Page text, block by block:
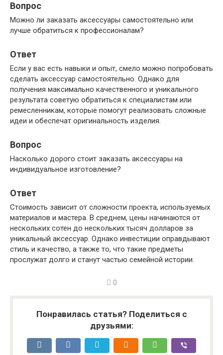
Вопрос
Можно ли заказать аксессуары самостоятельно или
лучше обратиться к профессионалам?
Ответ
Если у вас есть навыки и опыт, смело можно попробовать
сделать аксессуар самостоятельно. Однако для
получения максимально качественного и уникального
результата советую обратиться к специалистам или
ремесленникам, которые помогут реализовать сложные
идеи и обеспечат оригинальность изделия.
Вопрос
Насколько дорого стоит заказать аксессуары на
индивидуальное изготовление?
Ответ
Стоимость зависит от сложности проекта, используемых
материалов и мастера. В среднем, цены начинаются от
нескольких сотен до нескольких тысяч долларов за
уникальный аксессуар. Однако инвестиции оправдывают
стиль и качество, а также то, что такие предметы
прослужат долго и станут частью семейной истории.
0
Понравилась статья? Поделиться с
друзьями: